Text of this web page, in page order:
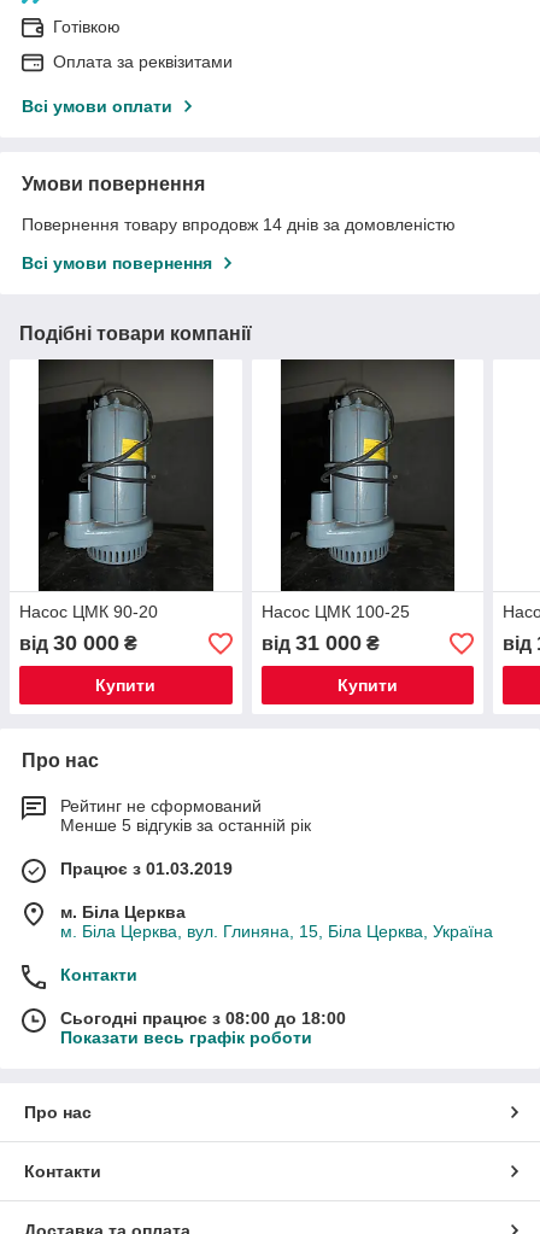
Готівкою
Оплата за реквізитами
Всі умови оплати
Умови повернення
Повернення товару впродовж 14 днів за домовленістю
Всі умови повернення
Подібні товари компанії
Насос ЦМК 90-20
від 30 000 ₴
Купити
Насос ЦМК 100-25
від 31 000₴
Купити
від
Про нас
Рейтинг не сформований
Менше 5 відгуків за останній рік
Працює з 01.03.2019
м. Біла Церква
м. Біла Церква, вул. Глиняна, 15, Біла Церква, Україна
Контакти
Сьогодні працює з 08:00 до 18:00
Показати весь графік роботи
Про нас
Контакти